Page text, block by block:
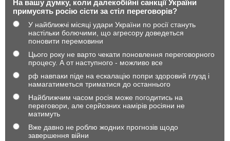
На вашу думку, коли далекобійні санкції України
примусять росію сісти за стіл переговорів?
У найближчі місяці удари України по росії стануть
настільки болючими, що агресору доведеться
поновити перемовини
Цього року не варто чекати поновлення переговорного
процесу. А от наступного - можливо все
рф навпаки піде на ескалацію попри здоровий глузд і
намагатиметься триматися до останнього
Найближчим часом росія може погодитись на
переговори, але серйозних намірів росіяни не
матимуть
Вже давно не роблю жодних прогнозів щодо
завершення війни